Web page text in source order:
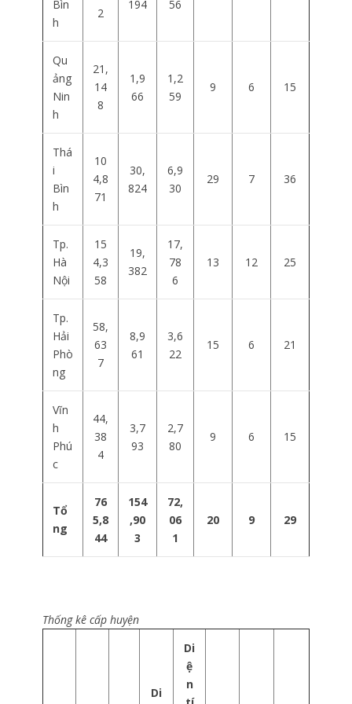
Bìn
h
2
194 56
Qu
ảng
Nin
h
21,
14
8
1,9
66
1,2
59
9 6 15
Thá
i
Bìn
h
10
4,8
71
30,
824
6,9
30
29 7 36
Tp.
Hà
Nội
15
4,3
58
19,
382
17,
78
6
13 12 25
Tp.
Hải
Phò
ng
58,
63
7
8,9
61
3,6
22
15 6 21
Vĩn
h
Phú
c
44,
38
4
3,7
93
2,7
80
9 6 15
Tổ
ng
76
5,8
44
154
,90
3
72,
06
1
20 9 29
Thống kê cấp huyện
Di
Di
ệ
n